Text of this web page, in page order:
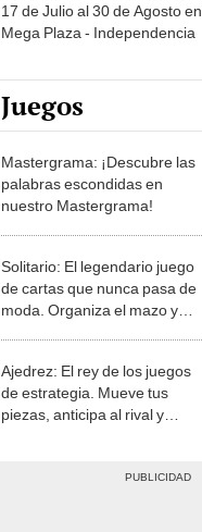
17 de Julio al 30 de Agosto en
Mega Plaza - Independencia
Juegos
Mastergrama: ¡Descubre las
palabras escondidas en
nuestro Mastergrama!
Solitario: El legendario juego
de cartas que nunca pasa de
moda. Organiza el mazo y
Ajedrez: El rey de los juegos
de estrategia. Mueve tus
piezas, anticipa al rival y